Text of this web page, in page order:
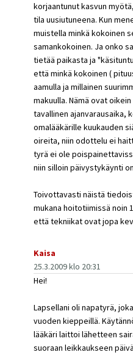
korjaantunut kasvun
tila uusiutuneena. Kun
muistella minkä kokoinen
samankokoinen. Ja onko
tietää paikasta ja
että minkä kokoinen (
aamulla ja millainen
makuulla. Nämä ovat
tavallinen ajanvarausaika,
omalääkärille kuukauden
oireita, niin odottelu ei
tyrä ei ole
niin silloin päivystykäynti
Toivottavasti näistä
mukana hoitotiimissä noin
että tekniikat ovat jopa
Kaisa
25.3.2009 klo 20:31
Hei!
Lapsellani oli napatyrä,
vuoden kieppeillä.
lääkäri laittoi lähetteen
suoraan leikkaukseen